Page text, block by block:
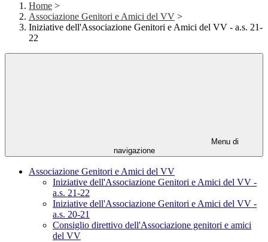
Home >
Associazione Genitori e Amici del VV >
Iniziative dell'Associazione Genitori e Amici del VV - a.s. 21-
22
Menu di
navigazione
Associazione Genitori e Amici del VV
Iniziative dell'Associazione Genitori e Amici del VV -
a.s. 21-22
Iniziative dell'Associazione Genitori e Amici del VV -
a.s. 20-21
Consiglio direttivo dell'Associazione genitori e amici
del VV